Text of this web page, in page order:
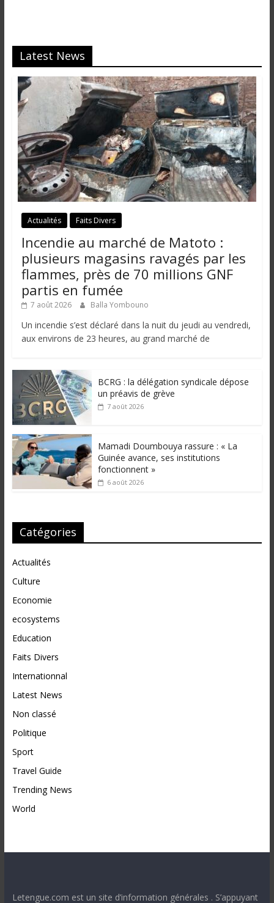
l
Latest News
Actualités Faits Divers
Incendie au marché de Matoto :
plusieurs magasins ravagés par les
flammes, près de 70 millions GNF
partis en fumée
7 août 2026 Balla Yombouno
Un incendie s’est déclaré dans la nuit du jeudi au vendredi,
aux environs de 23 heures, au grand marché de
BCRG : la délégation syndicale dépose
un préavis de grève
7 août 2026
Mamadi Doumbouya rassure : « La
Guinée avance, ses institutions
fonctionnent »
6 août 2026
Catégories
Actualités
Culture
Economie
ecosystems
Education
Faits Divers
Internationnal
Latest News
Non classé
Politique
Sport
Travel Guide
Trending News
World
Letengue.com est un site d’information générales . S’appuyant